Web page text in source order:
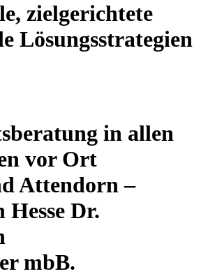
zielgerichtete
Lösungsstrategien
in allen
vor Ort
Attendorn –
Dr.
mbB.